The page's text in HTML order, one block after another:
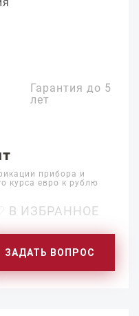
Гарантия до 5
лет
прибора и
курса евро к рублю
♡ В ИЗБРАННОЕ
ЗАДАТЬ ВОПРОС